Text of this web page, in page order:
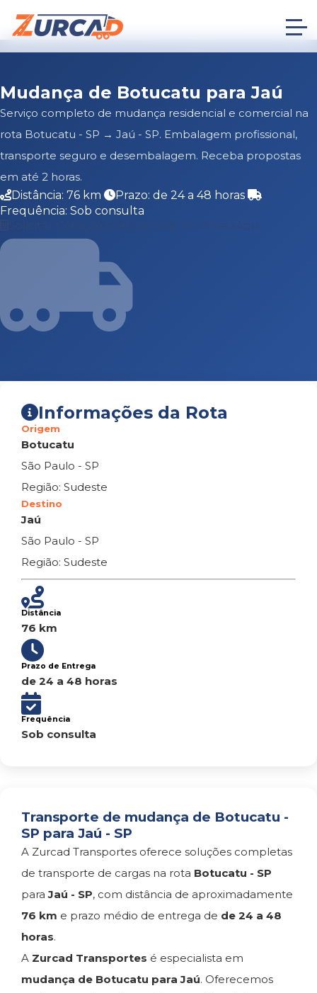
Mudança de Botucatu para Jaú
Serviço completo de mudança residencial e comercial na
rota Botucatu - SP → Jaú - SP. Embalagem profissional,
transporte seguro e desembalagem. Receba propostas
em até 2 horas.
Distância: 76 km
Prazo: de 24 a 48 horas
Frequência: Sob consulta
Falar no WhatsApp
Informações da Rota
Origem
Botucatu
São Paulo - SP
Região: Sudeste
Destino
Jaú
São Paulo - SP
Região: Sudeste
Distância
76 km
Prazo de Entrega
de 24 a 48 horas
Frequência
Sob consulta
Transporte de mudança de Botucatu -
SP para Jaú - SP
A Zurcad Transportes oferece soluções completas
de transporte de cargas na rota Botucatu - SP
paraJaú - SP, com distância de aproximadamente
76 km e prazo médio de entrega de de 24 a 48
horas.
A Zurcad Transportes é especialista em
mudança de Botucatu para Jaú. Oferecemos